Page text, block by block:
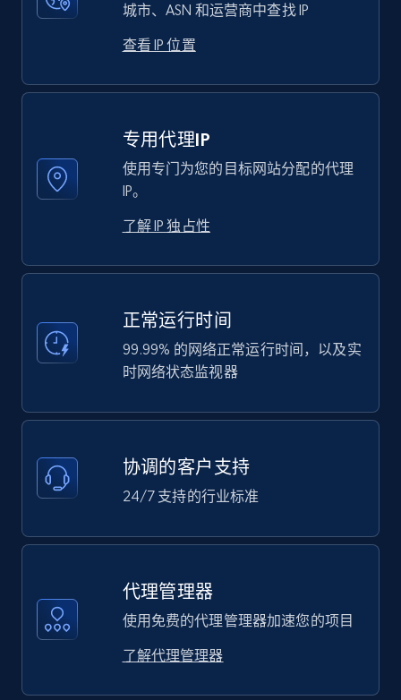
城市、ASN 和运营商中查找 IP
查看 IP 位置
专用代理IP
使用专门为您的目标网站分配的代理
IP。
了解 IP 独占性
正常运行时间
99.99% 的网络正常运行时间，以及实
时网络状态监视器
协调的客户支持
24/7 支持的行业标准
代理管理器
使用免费的代理管理器加速您的项目
了解代理管理器